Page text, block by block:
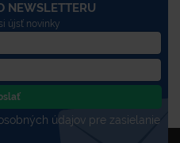
NEWSLETTERU
újsť novinky
údajov pre zasielanie